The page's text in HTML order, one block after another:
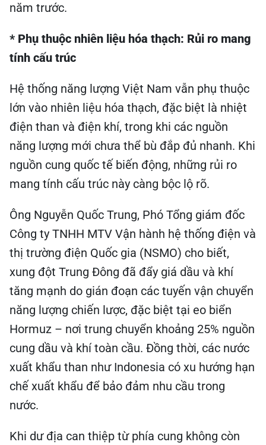
năm trước.
* Phụ thuộc nhiên liệu hóa thạch: Rủi ro mang
tính cấu trúc
Hệ thống năng lượng Việt Nam vẫn phụ thuộc
lớn vào nhiên liệu hóa thạch, đặc biệt là nhiệt
điện than và điện khí, trong khi các nguồn
năng lượng mới chưa thể bù đắp đủ nhanh. Khi
nguồn cung quốc tế biến động, những rủi ro
mang tính cấu trúc này càng bộc lộ rõ.
Ông Nguyễn Quốc Trung, Phó Tổng giám đốc
Công ty TNHH MTV Vận hành hệ thống điện và
thị trường điện Quốc gia (NSMO) cho biết,
xung đột Trung Đông đã đẩy giá dầu và khí
tăng mạnh do gián đoạn các tuyến vận chuyển
năng lượng chiến lược, đặc biệt tại eo biển
Hormuz – nơi trung chuyển khoảng 25% nguồn
cung dầu và khí toàn cầu. Đồng thời, các nước
xuất khẩu than như Indonesia có xu hướng hạn
chế xuất khẩu để bảo đảm nhu cầu trong
nước.
Khi dư địa can thiệp từ phía cung không còn